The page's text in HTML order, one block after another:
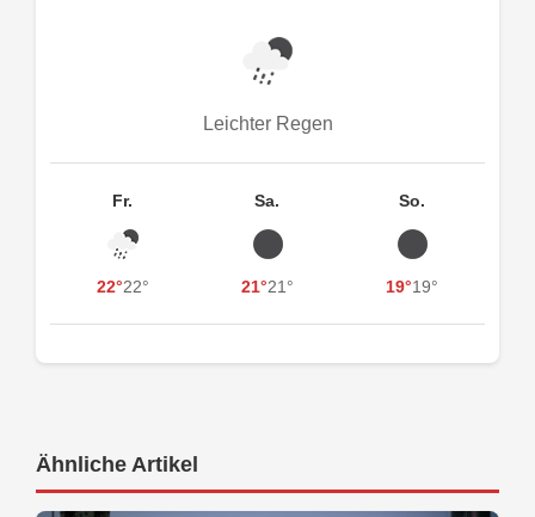
Leichter Regen
Fr.
22°22°
Sa.
21°21°
So.
19°19°
Ähnliche Artikel